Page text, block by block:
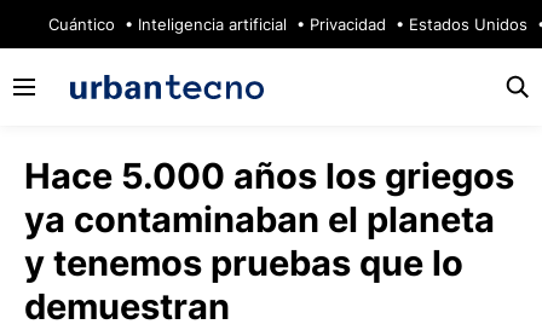
Cuántico Inteligencia artificial Privacidad Estados Unidos
Hace 5.000 años los griegos
ya contaminaban el planeta
y tenemos pruebas que lo
demuestran